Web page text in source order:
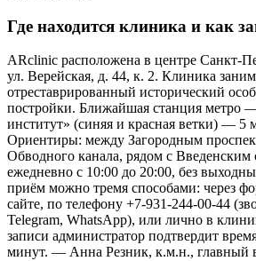
Где находится клиника и как
ARclinic расположена в центре Санкт-
ул. Верейская, д. 44, к. 2. Клиника
отреставрированный исторический
постройки. Ближайшая станция метро
институт» (синяя и красная ветки) — 5
Ориентиры: между Загородным
Обводного канала, рядом с Введенским
ежедневно с 10:00 до 20:00, без
приём можно тремя способами: через
сайте, по телефону +7-931-244-00-44
Telegram, WhatsApp), или лично в
записи администратор подтвердит
минут. — Анна Резник, к.м.н., главный